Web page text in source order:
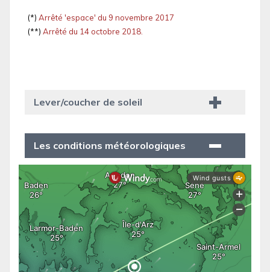
(*) Arrêté 'espace' du 9 novembre 2017
(**) Arrêté du 14 octobre 2018.
Lever/coucher de soleil
Les conditions météorologiques